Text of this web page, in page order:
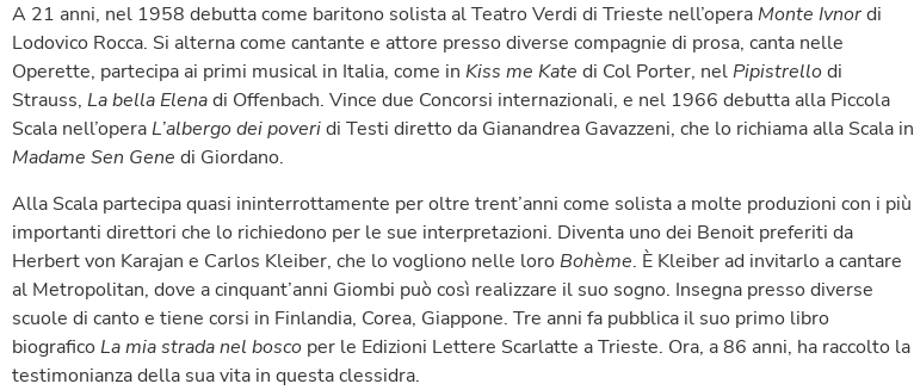
A 21 anni, nel 1958 debutta come baritono solista al Teatro Verdi di Trieste nell’opera Monte Ivnordi
Lodovico Rocca. Si alterna come cantante e attore presso diverse compagnie di prosa, canta nelle
Operette, partecipa ai primi musical in Italia, come in Kiss me Kate di Col Porter, nelPipistrellodi
Strauss, La bella Elenadi Offenbach. Vince due Concorsi internazionali, e nel 1966 debutta alla Piccola
Scala nell’operaL’albergo dei poveridi Testi diretto da Gianandrea Gavazzeni, che lo richiama alla Scala in
Madame Sen Gene di Giordano.
Alla Scala partecipa quasi ininterrottamente per oltre trent’anni come solista a molte produzioni con i più
importanti direttori che lo richiedono per le sue interpretazioni. Diventa uno dei Benoit preferiti da
Herbert von Karajan e Carlos Kleiber, che lo vogliono nelle loro Bohème. È Kleiber ad invitarlo a cantare
al Metropolitan, dove a cinquant’anni Giombi può così realizzare il suo sogno. Insegna presso diverse
scuole di canto e tiene corsi in Finlandia, Corea, Giappone. Tre anni fa pubblica il suo primo libro
biografico La mia strada nel bosco per le Edizioni Lettere Scarlatte a Trieste. Ora, a 86 anni, ha raccolto la
testimonianza della sua vita in questa clessidra.